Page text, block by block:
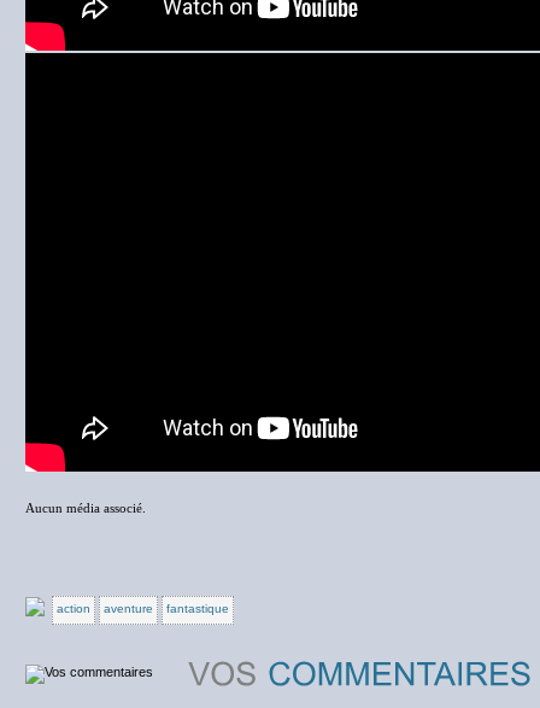
Aucun média associé.
action aventure fantastique